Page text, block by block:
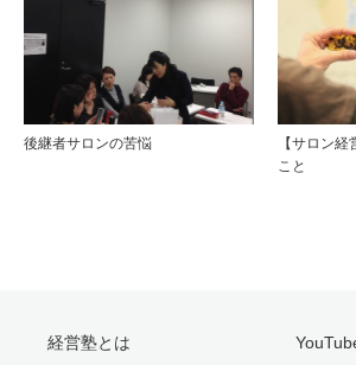
後継者サロンの苦悩
【サロン
こと
経営塾とは